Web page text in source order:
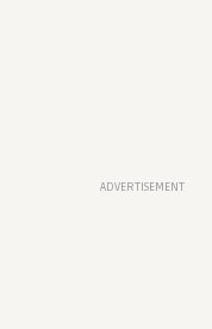
ADVERTISEMENT